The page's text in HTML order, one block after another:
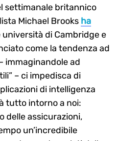
settimanale britannico
Michael Brooks ha
di Cambridge e
come la tendenza ad
immaginandole ad
– ci impedisca di
di intelligenza
tutto intorno a noi:
delle assicurazioni,
un’incredibile